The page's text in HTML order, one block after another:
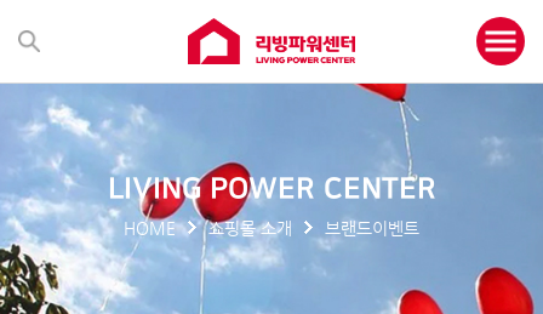
LIVING POWER CENTER
HOME 쇼핑몰 소개 브랜드이벤트